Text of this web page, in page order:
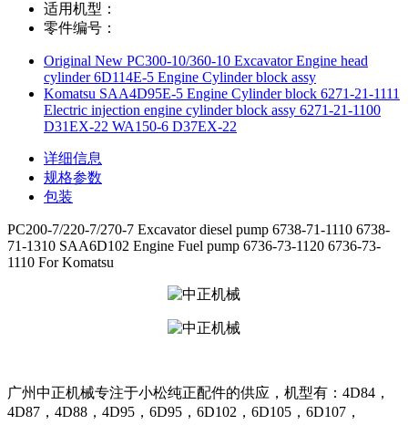
适用机型：
零件编号：
Original New PC300-10/360-10 Excavator Engine head
cylinder 6D114E-5 Engine Cylinder block assy
Komatsu SAA4D95E-5 Engine Cylinder block 6271-21-1111
Electric injection engine cylinder block assy 6271-21-1100
D31EX-22 WA150-6 D37EX-22
详细信息
规格参数
包装
PC200-7/220-7/270-7 Excavator diesel pump 6738-71-1110 6738-
71-1310 SAA6D102 Engine Fuel pump 6736-73-1120 6736-73-
1110 For Komatsu
广州中正机械专注于小松纯正配件的供应，机型有：4D84，
4D87，4D88，4D95，6D95，6D102，6D105，6D107，